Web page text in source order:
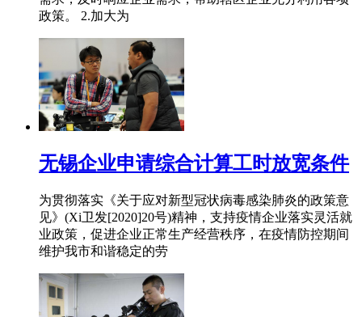
政策。 2.加大为
无锡企业申请综合计算工时放宽条件
为贯彻落实《关于应对新型冠状病毒感染肺炎的政策意
见》(Xi卫发[2020]20号)精神，支持疫情企业落实灵活就
业政策，促进企业正常生产经营秩序，在疫情防控期间
维护我市和谐稳定的劳